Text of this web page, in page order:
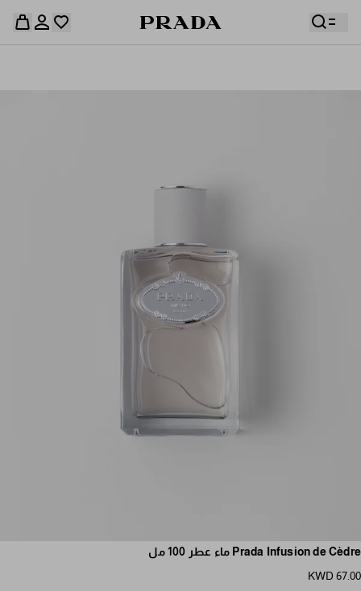
قائمة أمنياتك فارغة. استكشفوا المجموعات، واحفظوا
مرر للمزيد من الصور
Prada Infusion de Cèdre ماء عطر 100 مل
KWD 67.00